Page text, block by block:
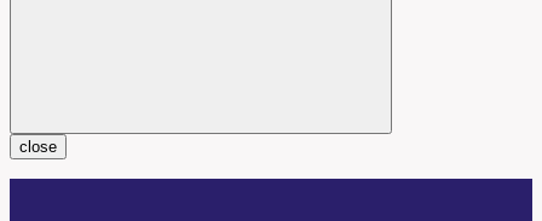
close